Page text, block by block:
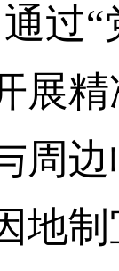
过
展
周
地